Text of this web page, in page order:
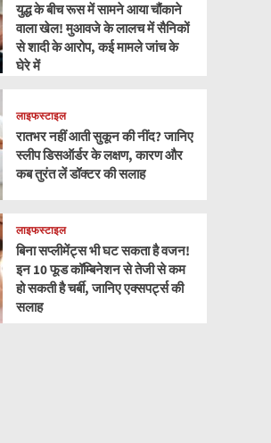
युद्ध के बीच रूस में सामने आया चौंकाने
वाला खेल! मुआवजे के लालच में सैनिकों
से शादी के आरोप, कई मामले जांच के
घेरे में
लाइफस्टाइल
रातभर नहीं आती सुकून की नींद? जानिए
स्लीप डिसऑर्डर के लक्षण, कारण और
कब तुरंत लें डॉक्टर की सलाह
लाइफस्टाइल
बिना सप्लीमेंट्स भी घट सकता है वजन!
इन 10 फूड कॉम्बिनेशन से तेजी से कम
हो सकती है चर्बी, जानिए एक्सपर्ट्स की
सलाह